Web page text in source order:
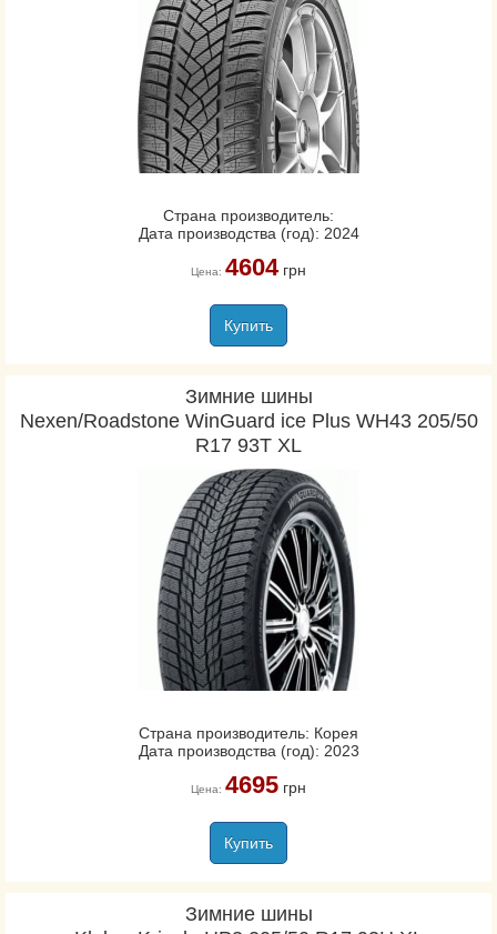
Страна производитель:
Дата производства (год): 2024
Цена: 4604грн
Купить
Зимние шины
Nexen/Roadstone WinGuard ice Plus WH43 205/50
R17 93T XL
Страна производитель: Корея
Дата производства (год): 2023
Цена: 4695грн
Купить
Зимние шины